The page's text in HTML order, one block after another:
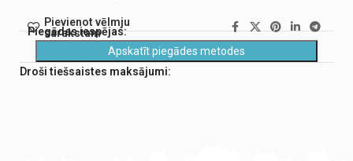
Pievienot vēlmju
sarakstam
Piegādes iespējas:
Apskatīt piegādes metodes
Droši tiešsaistes maksājumi: